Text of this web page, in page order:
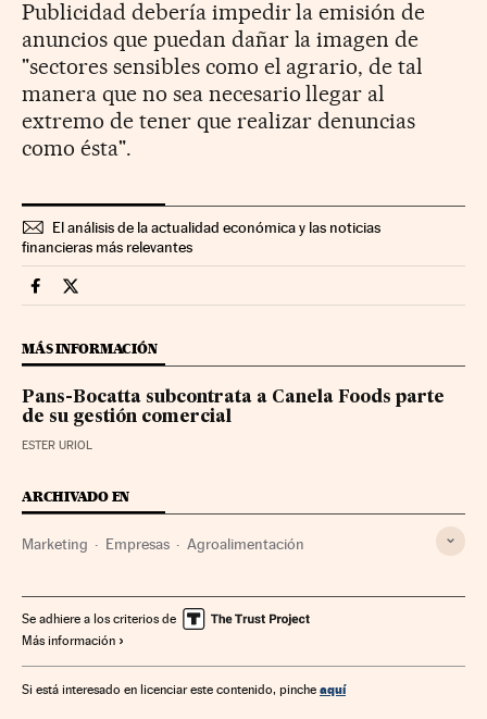
Publicidad debería impedir la emisión de
anuncios que puedan dañar la imagen de
"sectores sensibles como el agrario, de tal
manera que no sea necesario llegar al
extremo de tener que realizar denuncias
como ésta".
El análisis de la actualidad económica y las noticias
financieras más relevantes
Companias Cinco Días en Facebook
Companias Cinco Días en Twitter
MÁS INFORMACIÓN
Pans-Bocatta subcontrata a Canela Foods parte
de su gestión comercial
ESTER URIOL
ARCHIVADO EN
Marketing Empresas Agroalimentación
Se adhiere a los criterios de
Más información
Si está interesado en licenciar este contenido, pinche aquí